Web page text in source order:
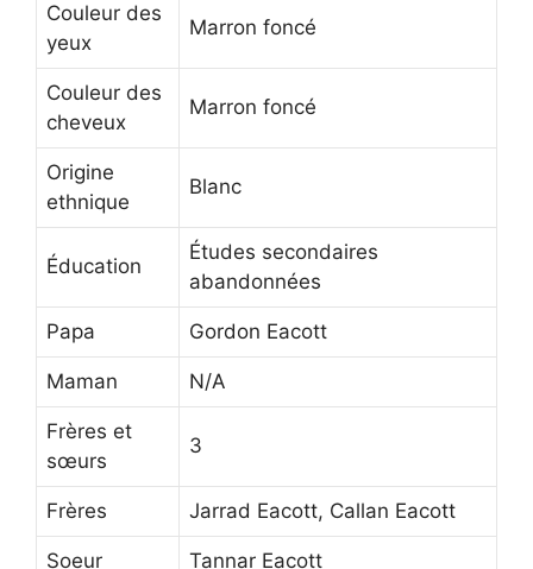
Couleur des
yeux
Marron foncé
Couleur des
cheveux
Marron foncé
Origine
ethnique
Blanc
Éducation
Études secondaires
abandonnées
Papa Gordon Eacott
Maman N/A
Frères et
sœurs
3
Frères Jarrad Eacott, Callan Eacott
Soeur Tannar Eacott